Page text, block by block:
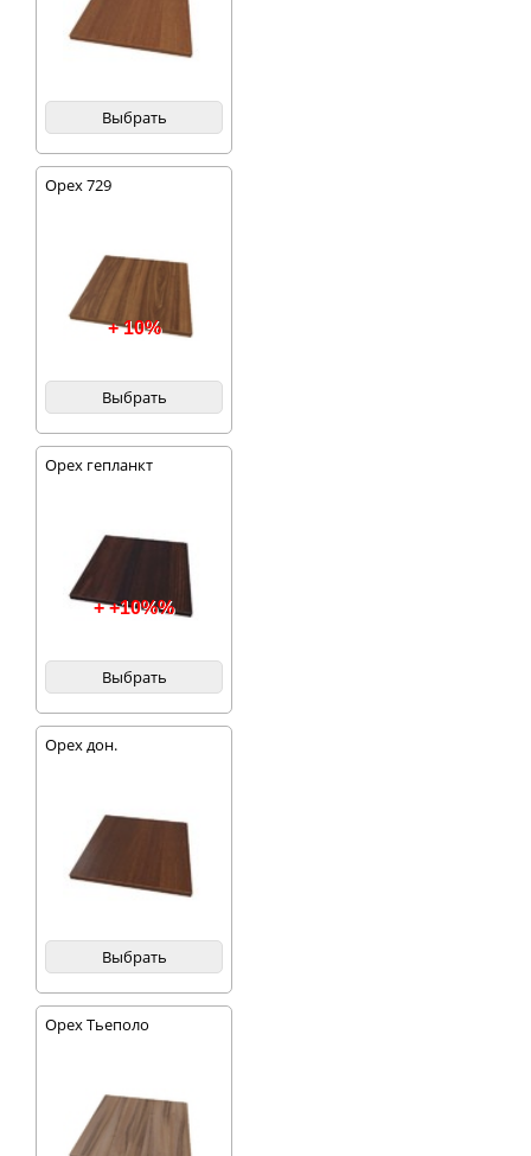
Выбрать
Орех 729
+ 10%
Выбрать
Орех гепланкт
+ +10%%
Выбрать
Орех дон.
Выбрать
Орех Тьеполо